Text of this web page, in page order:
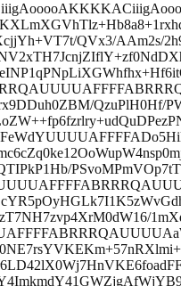
QVx3/AAm2s/
QzuPlH0Hf/